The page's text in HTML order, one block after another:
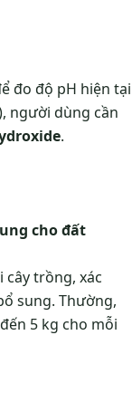
đo độ pH hiện tại
người dùng cần
.
cho đất
cây trồng, xác
sung. Thường,
5 kg cho mỗi